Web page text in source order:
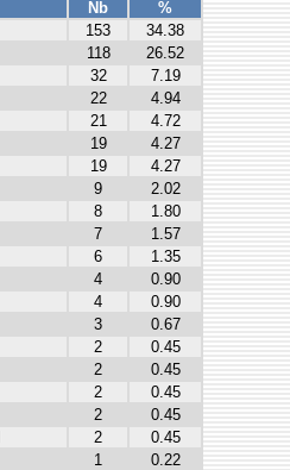
Nb
%
153
34.38
118
26.52
32
7.19
22
4.94
21
4.72
19
4.27
19
4.27
9
2.02
8
1.80
7
1.57
6
1.35
4
0.90
4
0.90
3
0.67
2
0.45
2
0.45
2
0.45
2
0.45
2
0.45
1
0.22